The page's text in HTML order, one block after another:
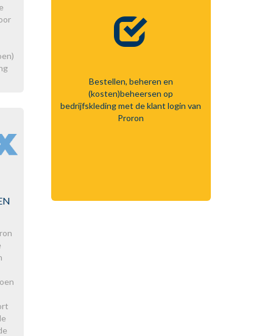
Bestellen, beheren en
(kosten)beheersen op
bedrijfskleding met de klant login van
Proron